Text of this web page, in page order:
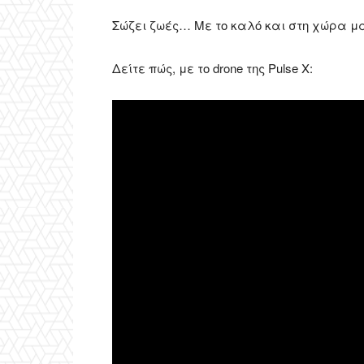
Σώζει ζωές… Με το καλό και στη χώρα
Δείτε πώς, με το drone της Pulse X: